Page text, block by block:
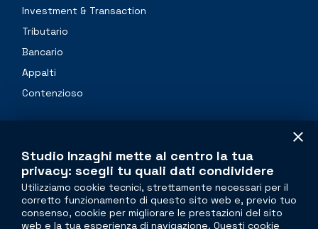
Investment & Transaction
Tributario
Bancario
Appalti
Contenzioso
Contacts
The legal side ofreal estate
Studio Inzaghi mette al centro la tua
privacy: scegli tu quali dati condividere
Utilizziamo cookie tecnici, strettamente necessari per il
corretto funzionamento di questo sito web e, previo tuo
consenso, cookie per migliorare le prestazioni del sito
web e la tua esperienza di navigazione. Questi cookie